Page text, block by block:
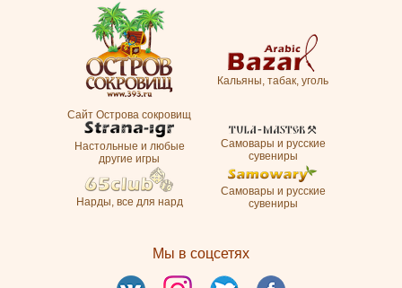
Сайт Острова сокровищ
Кальяны, табак, уголь
Настольные и любые
другие игры
Самовары и русские
сувениры
Нарды, все для нард
Самовары и русские
сувениры
Мы в соцсетях